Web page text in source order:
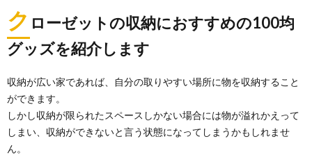
に使うコツを解説
っていても、いつの間にかぐちゃぐちゃになってしま
ク ローゼットの収納におすすめの100均
グッズを紹介します
収納が広い家であれば、自分の取りやすい場所に物を収納すること
ができます。
しかし収納が限られたスペースしかない場合には物が溢れかえって
しまい、収納ができないと言う状態になってしまうかもしれませ
ん。